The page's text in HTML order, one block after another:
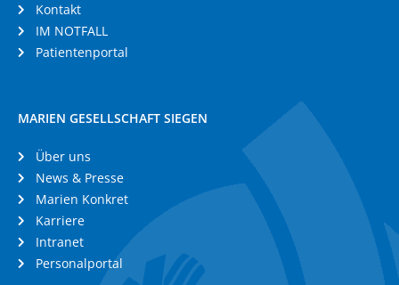
Kontakt
IM NOTFALL
Patientenportal
MARIEN GESELLSCHAFT SIEGEN
Über uns
News & Presse
Marien Konkret
Karriere
Intranet
Personalportal